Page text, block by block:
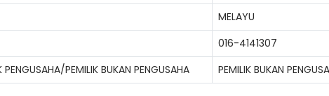
MELAYU
016-4141307
PEMILIK BUKAN PENGUSAHA PEMILIK BUKAN